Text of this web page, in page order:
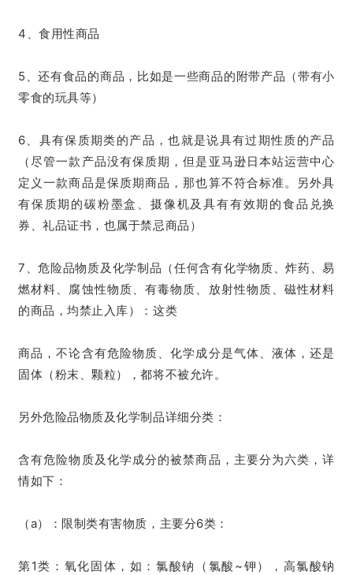
4、食用性商品
5、还有食品的商品，比如是一些商品的附带产品（带有小
零食的玩具等）
6、具有保质期类的产品，也就是说具有过期性质的产品
（尽管一款产品没有保质期，但是亚马逊日本站运营中心
定义一款商品是保质期商品，那也算不符合标准。另外具
有保质期的碳粉墨盒、摄像机及具有有效期的食品兑换
券、礼品证书，也属于禁忌商品）
7、危险品物质及化学制品（任何含有化学物质、炸药、易
燃材料、腐蚀性物质、有毒物质、放射性物质、磁性材料
的商品，均禁止入库）：这类
商品，不论含有危险物质、化学成分是气体、液体，还是
固体（粉末、颗粒），都将不被允许。
另外危险品物质及化学制品详细分类：
含有危险物质及化学成分的被禁商品，主要分为六类，详
情如下：
（a）：限制类有害物质，主要分6类：
第1类：氧化固体，如：氯酸钠（氯酸~钾），高氯酸钠